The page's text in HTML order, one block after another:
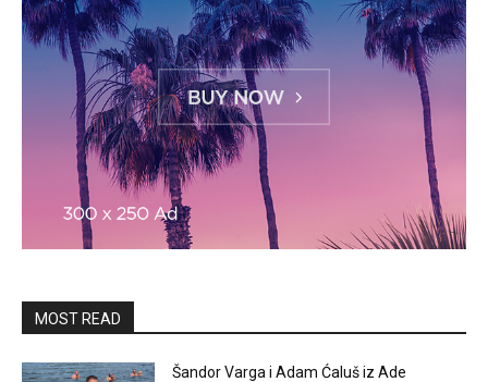
MOST READ
Šandor Varga i Adam Ćaluš iz Ade